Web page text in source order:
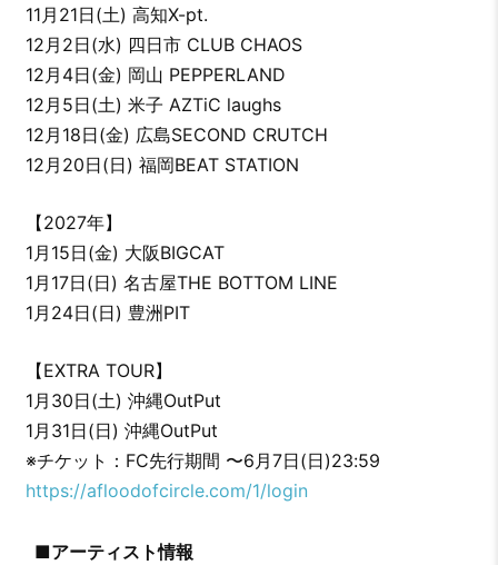
11月21日(土) 高知X-pt.
12月2日(水) 四日市 CLUB CHAOS
12月4日(金) 岡山 PEPPERLAND
12月5日(土) 米子 AZTiC laughs
12月18日(金) 広島SECOND CRUTCH
12月20日(日) 福岡BEAT STATION
【2027年】
1月15日(金) 大阪BIGCAT
1月17日(日) 名古屋THE BOTTOM LINE
1月24日(日) 豊洲PIT
【EXTRA TOUR】
1月30日(土) 沖縄OutPut
1月31日(日) 沖縄OutPut
※チケット：FC先行期間 〜6月7日(日)23:59
https://afloodofcircle.com/1/login
■アーティスト情報